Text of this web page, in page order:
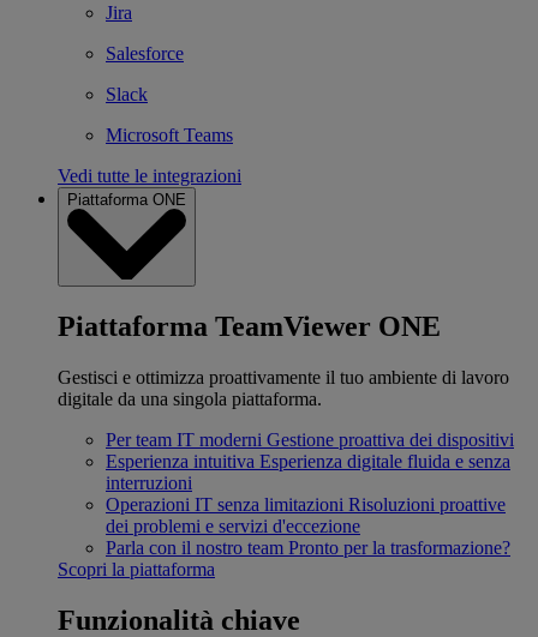
Jira
Salesforce
Slack
Microsoft Teams
Vedi tutte le integrazioni
Piattaforma ONE
Piattaforma TeamViewer ONE
Gestisci e ottimizza proattivamente il tuo ambiente di lavoro
digitale da una singola piattaforma.
Per team IT moderni Gestione proattiva dei dispositivi
Esperienza intuitiva Esperienza digitale fluida e senza
interruzioni
Operazioni IT senza limitazioni Risoluzioni proattive
dei problemi e servizi d'eccezione
Parla con il nostro team Pronto per la trasformazione?
Scopri la piattaforma
Funzionalità chiave